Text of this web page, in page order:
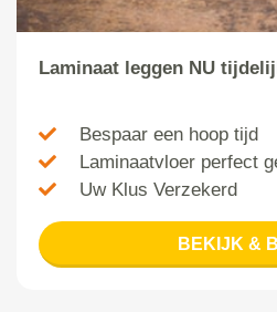
Laminaat leggen NU
Bespaar een hoop tijd
Laminaatvloer perfect
Uw Klus Verzekerd
BEKIJK &